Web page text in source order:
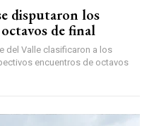
disputaron los
de final
del Valle clasificaron a los
encuentros de octavos